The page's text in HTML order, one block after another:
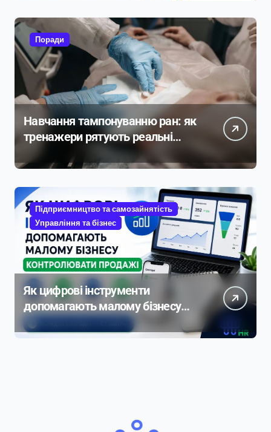
Поради
Навчання тампонуванню ран: як
тренажери рятують реальні
життя
Підприємництво та самозайнятість
Управління та бізнес
Як цифрові інструменти
допомагають малому бізнесу
контролювати продажі